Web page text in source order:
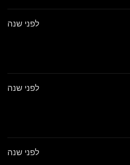
לפני שנה
לפני שנה
לפני שנה